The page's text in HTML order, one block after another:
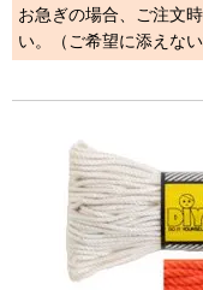
お急ぎの場合、ご注文
い。（ご希望に添えな